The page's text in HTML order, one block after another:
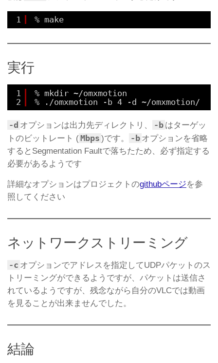
1 % make
実行
1
2
% mkdir ~/omxmotion
% ./omxmotion -b 4 -d ~/omxmotion/
-d オプションは出力先ディレクトリ、 -b はターゲッ
トのビットレート (Mbps )です。 -b オプションを省略
するとSegmentation Faultで落ちたため、必ず指定する
必要があるようです
詳細なオプションはプロジェクトのgithubページを参
照してください
ネットワークストリーミング
-c オプションでアドレスを指定してUDPパケットのス
トリーミングができるようですが、パケットは送信さ
れているようですが、残念ながら自分のVLCでは動画
を見ることが出来ませんでした。
結論